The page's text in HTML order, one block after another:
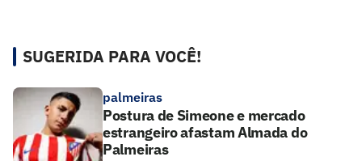
SUGERIDA PARA VOCÊ!
palmeiras
Postura de Simeone e mercado
estrangeiro afastam Almada do
Palmeiras